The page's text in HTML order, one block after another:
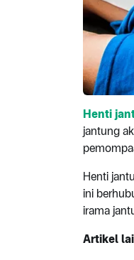
Henti
jantung
Henti
ini
irama
Artikel